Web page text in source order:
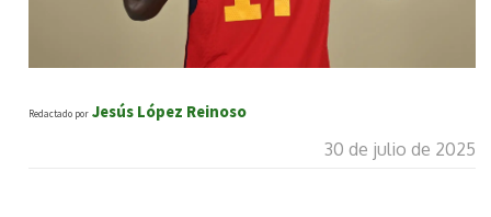
Redactado por Jesús López Reinoso
30 de julio de 2025